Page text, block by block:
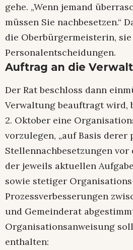
gehe. „Wenn jemand
müssen Sie nachbesetzen.“
die Oberbürgermeisterin, sie
Personalentscheidungen.
Auftrag an die
Der Rat beschloss dann
Verwaltung beauftragt wird,
2. Oktober eine
vorzulegen, „auf Basis derer
Stellennachbesetzungen
der jeweils aktuellen
sowie stetiger
Prozessverbesserungen
und Gemeinderat
Organisationsanweisung
enthalten: